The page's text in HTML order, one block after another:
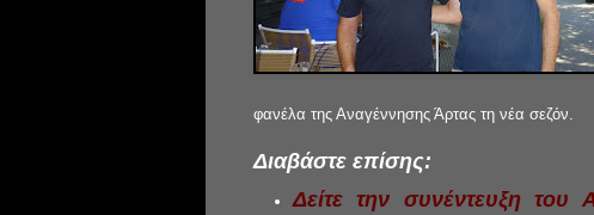
φανέλα της Αναγέννησης Άρτας τη νέα σεζόν.
Διαβάστε επίσης:
Δείτε την συνέντευξη